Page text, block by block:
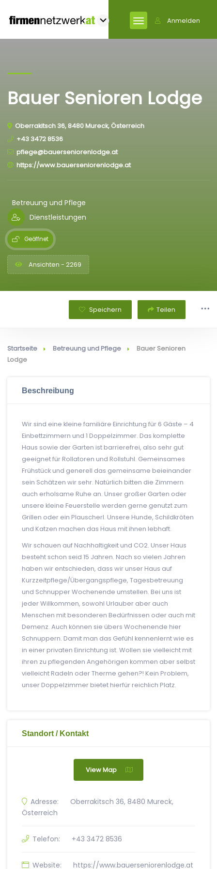
Anmelden
Bauer Senioren Lodge
Oberrakitsch 36, 8480 Mureck, Österreich
+43 3472 8536
pflege@bauerseniorenlodge.at
https://www.bauerseniorenlodge.at
Betreuung und Pflege
Dienstleistungen
Geöffnet
Ansichten - 2269
Speichern Teilen
Startseite Betreuung und Pflege
Bauer Senioren
Lodge
Beschreibung
Wir sind eine kleine familiäre Einrichtung für 6 Gäste – 4
Einbettzimmern und 1 Doppelzimmer. Das komplette
Haus sowie der Garten ist barrierefrei, also sehr gut
geeignet für Rollatoren und Rollstuhl. Gemeinsames
Frühstück und generell das gemeinsame beieinander
sein Schätzen wir sehr. Natürlich bitten die Zimmern
auch erholsame Ruhe an. Unser großer Garten oder
unsere kleine Feuerstelle werden gerne genutzt zum
Grillen oder ein Plauscherl. Unsere Hunde, Schildkröten
und Katzen machen das Haus mit ihnen lebhaft.
Wir schauen auf Nachhaltigkeit und CO2. Unser Haus
besteht schon seid 15 Jahren. Nach so vielen Jahren
haben wir entschieden, dass wir unser Haus auf
Kurzzeitpflege/Übergangspflege, Tagesbetreuung
und Schnupper Wochenende umstellen. Bei uns ist
jeder Willkommen, sowohl Urlauber aber auch
Menschen mit besonderen Bedürfnissen oder auch mit
Demenz. Auch können sie übers Wochenende hier
Schnuppern. Damit man das Gefühl kennenlernt wie es
in einer privaten Einrichtung ist. Wollen sie vielleicht mit
ihren zu pflegenden Angehörigen kommen aber selbst
vielleicht Radeln oder Therme gehen?! Kein Problem,
unser Doppelzimmer bietet hierfür reichlich Platz.
Standort / Kontakt
View Map
Adresse:
Oberrakitsch 36, 8480 Mureck,
Österreich
Telefon: +43 3472 8536
Website: https://www.bauerseniorenlodge.at